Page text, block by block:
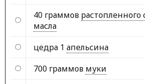
40 граммов растопленного
масла
цедра 1 апельсина
700 граммов муки